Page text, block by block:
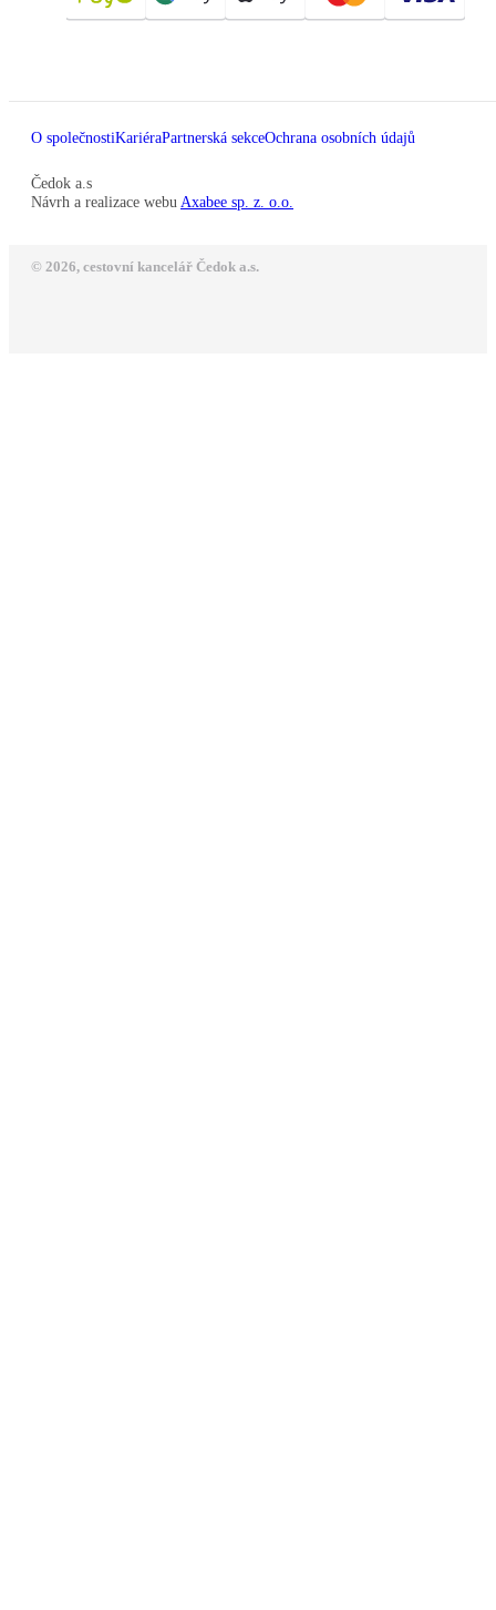
O společnostiKariéraPartnerská sekceOchrana osobních údajů
Čedok a.s
Návrh a realizace webu Axabee sp. z. o.o.
© 2026, cestovní kancelář Čedok a.s.